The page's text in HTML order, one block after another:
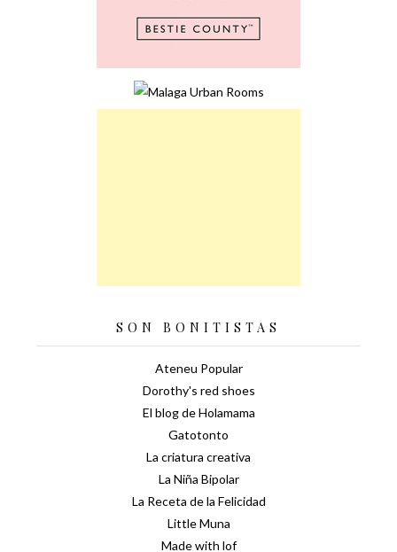
SON BONITISTAS
Ateneu Popular
Dorothy's red shoes
El blog de Holamama
Gatotonto
La criatura creativa
La Niña Bipolar
La Receta de la Felicidad
Little Muna
Made with lof